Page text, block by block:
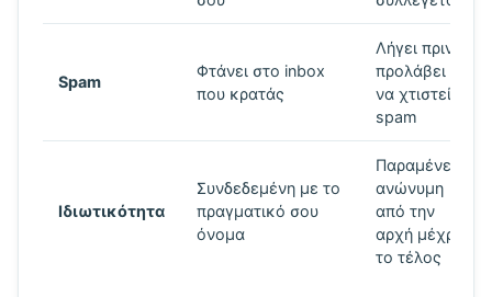
Spam
Φτάνει στο inbox
που κρατάς
Λήγει πριν
προλάβει
να χτιστεί
spam
Ιδιωτικότητα
Συνδεδεμένη με το
πραγματικό σου
όνομα
Παραμένει
ανώνυμη
από την
αρχή μέχρι
το τέλος